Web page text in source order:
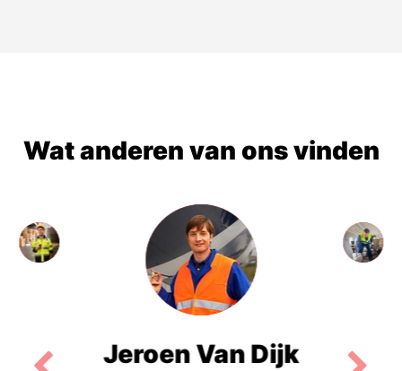
Wat anderen van ons vinden
Jeroen Van Dijk